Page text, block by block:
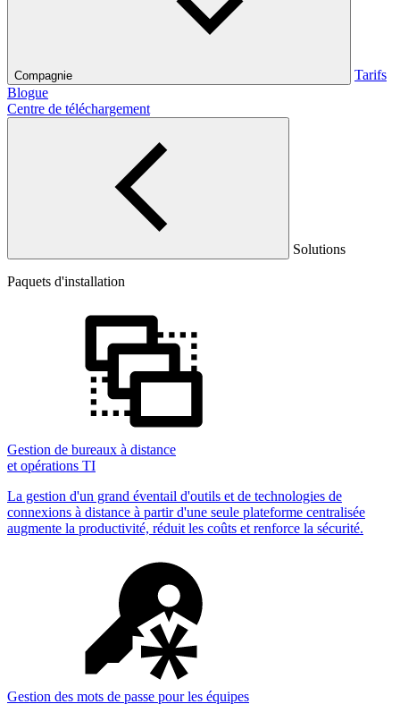
Compagnie
Tarifs
Blogue
Centre de téléchargement
Solutions
Paquets d'installation
Gestion de bureaux à distance
et opérations TI
La gestion d'un grand éventail d'outils et de technologies de
connexions à distance à partir d'une seule plateforme centralisée
augmente la productivité, réduit les coûts et renforce la sécurité.
Gestion des mots de passe pour les équipes